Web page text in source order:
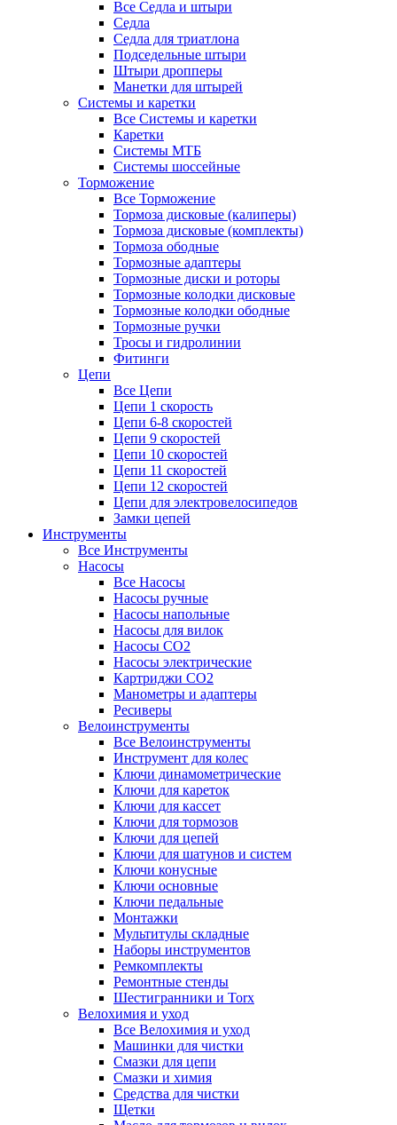
Все Седла и штыри
Седла
Седла для триатлона
Подседельные штыри
Штыри дропперы
Манетки для штырей
Системы и каретки
Все Системы и каретки
Каретки
Системы МТБ
Системы шоссейные
Торможение
Все Торможение
Тормоза дисковые (калиперы)
Тормоза дисковые (комплекты)
Тормоза ободные
Тормозные адаптеры
Тормозные диски и роторы
Тормозные колодки дисковые
Тормозные колодки ободные
Тормозные ручки
Тросы и гидролинии
Фитинги
Цепи
Все Цепи
Цепи 1 скорость
Цепи 6-8 скоростей
Цепи 9 скоростей
Цепи 10 скоростей
Цепи 11 скоростей
Цепи 12 скоростей
Цепи для электровелосипедов
Замки цепей
Инструменты
Все Инструменты
Насосы
Все Насосы
Насосы ручные
Насосы напольные
Насосы для вилок
Насосы CO2
Насосы электрические
Картриджи CO2
Манометры и адаптеры
Ресиверы
Велоинструменты
Все Велоинструменты
Инструмент для колес
Ключи динамометрические
Ключи для кареток
Ключи для кассет
Ключи для тормозов
Ключи для цепей
Ключи для шатунов и систем
Ключи конусные
Ключи основные
Ключи педальные
Монтажки
Мультитулы складные
Наборы инструментов
Ремкомплекты
Ремонтные стенды
Шестигранники и Torx
Велохимия и уход
Все Велохимия и уход
Машинки для чистки
Смазки для цепи
Смазки и химия
Средства для чистки
Щетки